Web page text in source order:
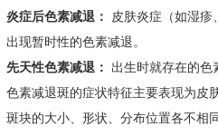
炎症后色素减退：
皮肤炎症（如湿疹
出现暂时性的色素减退。
先天性色素减退：
出生时就存在的色
色素减退斑的症状特征主要表现为皮
斑块的大小、形状、分布位置各不相